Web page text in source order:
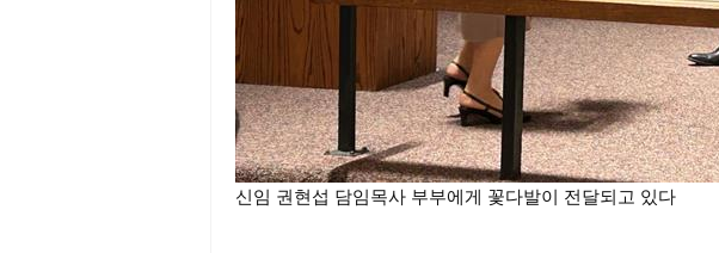
신임 권현섭 담임목사 부부에게 꽃다발이 전달되고 있다